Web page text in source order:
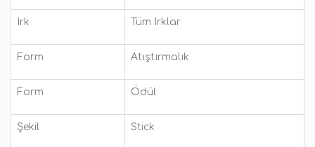
Irk Tüm Irklar
Form Atıştırmalık
Form Ödül
Şekil Stick